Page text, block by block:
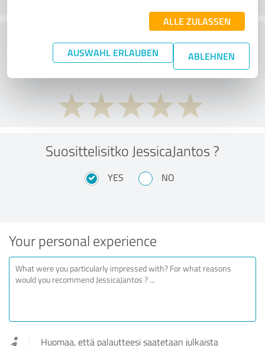
ALLE ZULASSEN
AUSWAHL ERLAUBEN ABLEHNEN
What do you think of the cost to benefit
ratio?
Suosittelisitko JessicaJantos ?
YES NO
Your personal experience
Huomaa, että palautteesi saatetaan julkaista